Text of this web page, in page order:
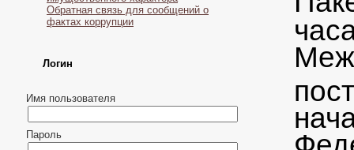
Обратная связь для сообщений о
фактах коррупции
Логин
Имя пользователя
Пароль